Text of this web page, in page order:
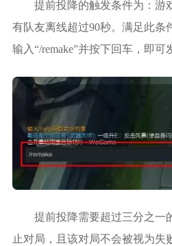
提前投降的触发条件为：游
有队友离线超过90秒。满足此条
输入“/remake”并按下回车，即可
提前投降需要超过三分之一
止对局，且该对局不会被视为失